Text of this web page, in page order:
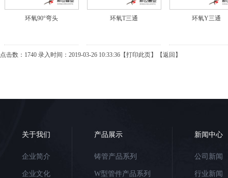
环氧90°弯头 环氧T三通 环氧Y三通
点击数：1740 录入时间：2019-03-26 10:33:36【打印此页】【返回 】
关于我们
企业简介
企业文化
产品展示
铸管产品系列
W型管件产品系列
新闻中心
公司新闻
行业新闻